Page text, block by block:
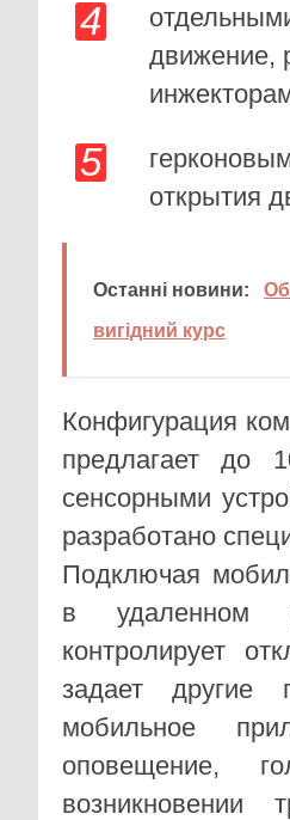
движение,
открытия
Останні новини:
вигідний курс
Конфигурация
предлагает до
сенсорными
разработано
Подключая
в удаленном
контролирует
задает другие
мобильное
оповещение,
возникновении